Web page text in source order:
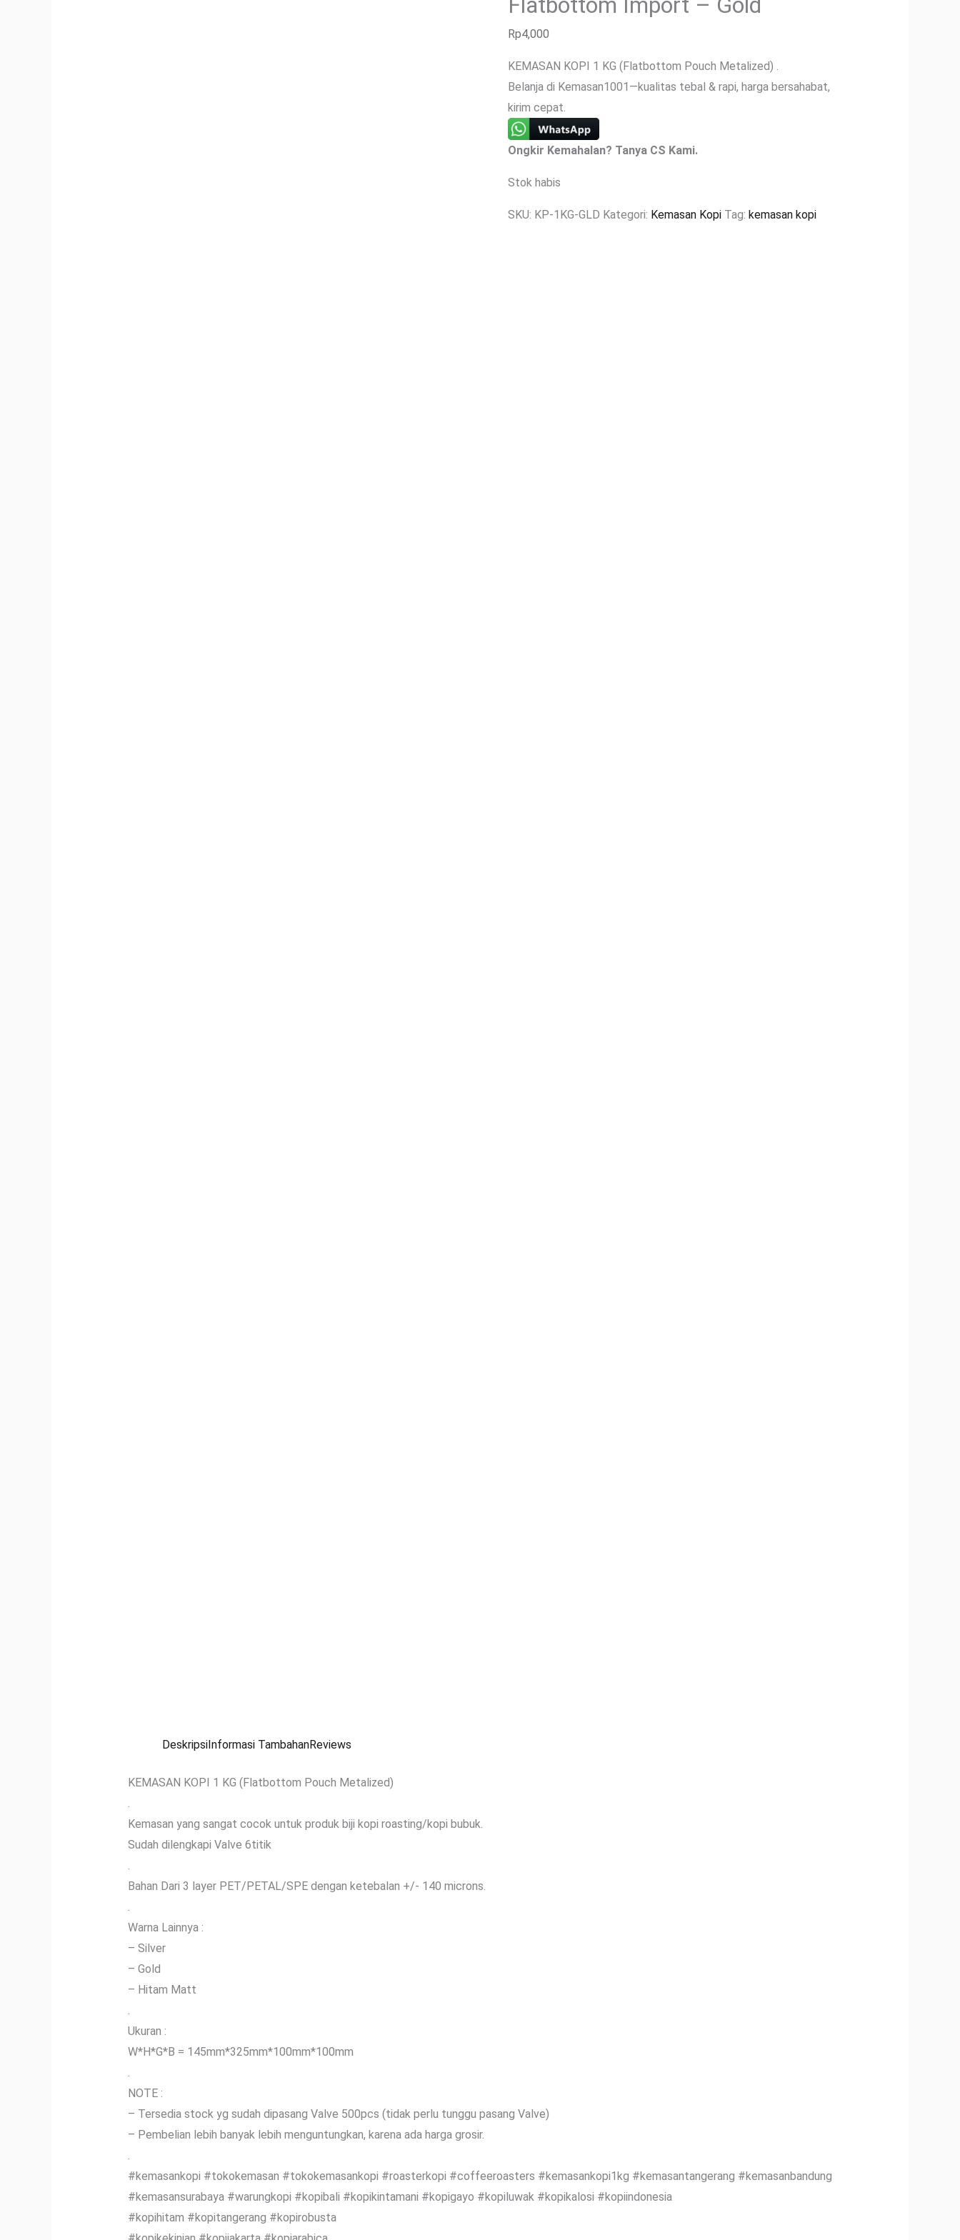
Rp4,000
KEMASAN KOPI 1 KG (Flatbottom Pouch Metalized) .
Belanja di Kemasan1001—kualitas tebal & rapi, harga bersahabat,
kirim cepat.
Ongkir Kemahalan? Tanya CS Kami.
Stok habis
SKU: KP-1KG-GLD Kategori: Kemasan Kopi Tag:kemasan kopi
DeskripsiInformasi TambahanReviews
KEMASAN KOPI 1 KG (Flatbottom Pouch Metalized)
Kemasan yang sangat cocok untuk produk biji kopi roasting/kopi bubuk.
Sudah dilengkapi Valve 6titik
Bahan Dari 3 layer PET/PETAL/SPE dengan ketebalan +/- 140 microns.
Warna Lainnya :
– Silver
– Gold
– Hitam Matt
Ukuran :
W*H*G*B = 145mm*325mm*100mm*100mm
NOTE :
– Tersedia stock yg sudah dipasang Valve 500pcs (tidak perlu tunggu pasang Valve)
– Pembelian lebih banyak lebih menguntungkan, karena ada harga grosir.
#kemasankopi #tokokemasan #tokokemasankopi #roasterkopi #coffeeroasters #kemasankopi1kg #kemasantangerang #kemasanbandung
#kemasansurabaya #warungkopi #kopibali #kopikintamani #kopigayo #kopiluwak #kopikalosi #kopiindonesia
#kopihitam #kopitangerang #kopirobusta